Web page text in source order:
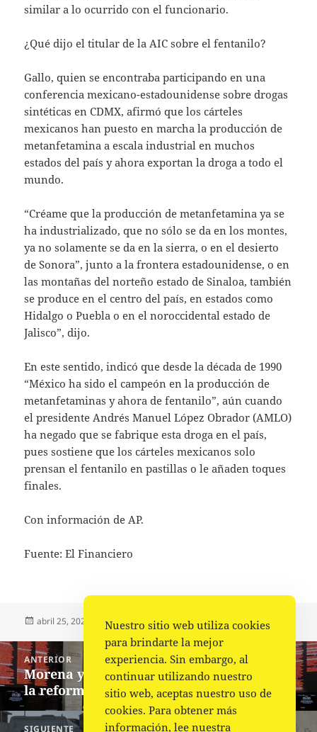
similar a lo ocurrido con el funcionario.
¿Qué dijo el titular de la AIC sobre el fentanilo?
Gallo, quien se encontraba participando en una
conferencia mexicano-estadounidense sobre drogas
sintéticas en CDMX, afirmó que los cárteles
mexicanos han puesto en marcha la producción de
metanfetamina a escala industrial en muchos
estados del país y ahora exportan la droga a todo el
mundo.
“Créame que la producción de metanfetamina ya se
ha industrializado, que no sólo se da en los montes,
ya no solamente se da en la sierra, o en el desierto
de Sonora”, junto a la frontera estadounidense, o en
las montañas del norteño estado de Sinaloa, también
se produce en el centro del país, en estados como
Hidalgo o Puebla o en el noroccidental estado de
Jalisco”, dijo.
En este sentido, indicó que desde la década de 1990
“México ha sido el campeón en la producción de
metanfetaminas y ahora de fentanilo”, aún cuando
el presidente Andrés Manuel López Obrador (AMLO)
ha negado que se fabrique esta droga en el país,
pues sostiene que los cárteles mexicanos solo
prensan el fentanilo en pastillas o le añaden toques
finales.
Con información de AP.
Fuente: El Financiero
Publicado
abril 25, 2024 Autor
Fuente Categorías
Nacional
Navegación
de
entradas
ANTERIOR
Entrada
anterior:
Morena y aliados aprueban en Diputados
la reforma a la Ley de Amparo
SIGUIENTE
Nuestro sitio web utiliza cookies
para brindarte la mejor
experiencia. Sin embargo, al
continuar utilizando nuestro
sitio web, aceptas nuestro uso de
cookies. Para obtener más
información, lee nuestra